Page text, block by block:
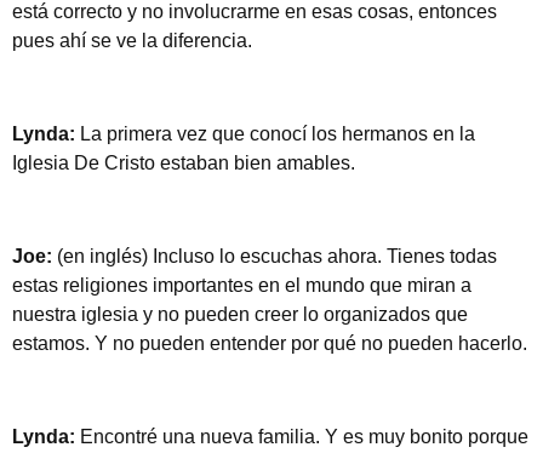
está correcto y no involucrarme en esas cosas, entonces
pues ahí se ve la diferencia.
Lynda: La primera vez que conocí los hermanos en la
Iglesia De Cristo estaban bien amables.
Joe: (en inglés) Incluso lo escuchas ahora. Tienes todas
estas religiones importantes en el mundo que miran a
nuestra iglesia y no pueden creer lo organizados que
estamos. Y no pueden entender por qué no pueden hacerlo.
Lynda: Encontré una nueva familia. Y es muy bonito porque